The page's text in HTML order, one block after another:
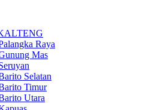
Raya
Mas
Selatan
Timur
Utara